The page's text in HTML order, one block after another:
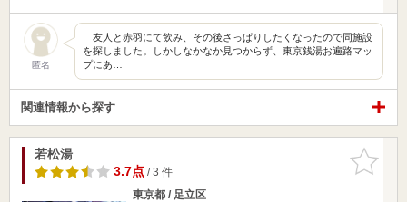
匿名
友人と赤羽にて飲み、その後さっぱりしたくなったので同施設
を探しました。しかしなかなか見つからず、東京銭湯お遍路マッ
プにあ…
関連情報から探す
お気に入
りに追加
若松湯
3.7点/ 3 件
東京都 / 足立区